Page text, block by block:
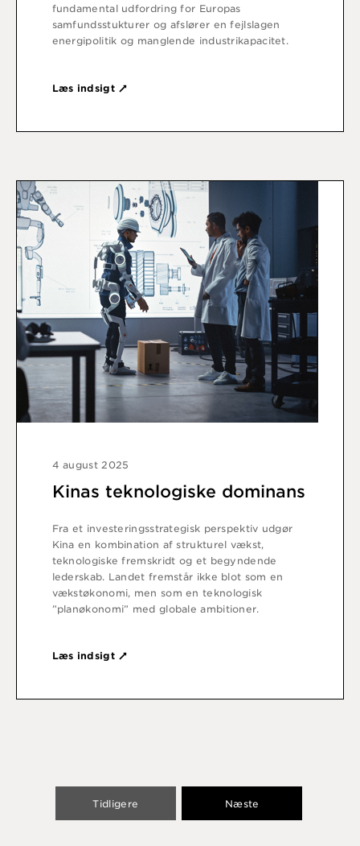
fundamental udfordring for Europas
samfundsstukturer og afslører en fejlslagen
energipolitik og manglende industrikapacitet.
Læs indsigt
4 august 2025
Kinas teknologiske dominans
Fra et investeringsstrategisk perspektiv udgør
Kina en kombination af strukturel vækst,
teknologiske fremskridt og et begyndende
lederskab. Landet fremstår ikke blot som en
vækstøkonomi, men som en teknologisk
”planøkonomi” med globale ambitioner.
Læs indsigt
Tidligere Næste